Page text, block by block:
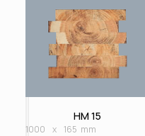
HM 15
1000 x 165 mm